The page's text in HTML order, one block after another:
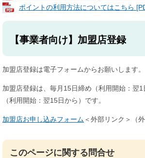
ポイントの利用方法についてはこちら
【事業者向け】加盟店登録
加盟店登録は電子フォームからお願いします。
加盟店登録は、毎月15日締め（利用開始：翌
（利用開始：翌15日から）です。
加盟店お申し込みフォーム ＜外部リンク＞ （
このページに関する問合せ